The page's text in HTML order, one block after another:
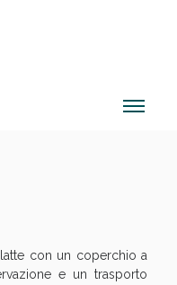
con un coperchio a
e un trasporto